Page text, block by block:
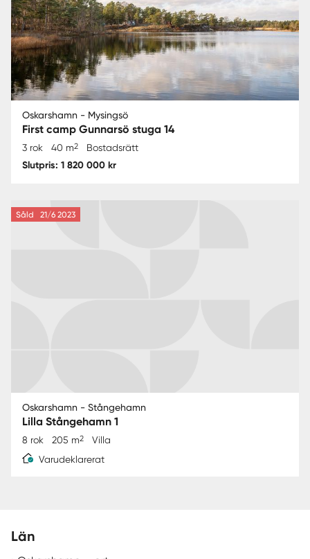
Oskarshamn - Mysingsö
First camp Gunnarsö stuga 14
3 rok 40 m2 Bostadsrätt
Slutpris: 1 820 000 kr
Såld 21/6 2023
Oskarshamn - Stångehamn
Lilla Stångehamn 1
8 rok 205 m2
Villa
Varudeklarerat
Län